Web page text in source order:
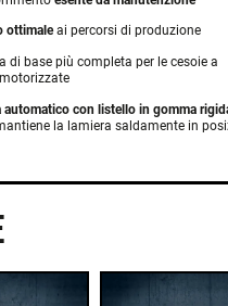
ottimaleai percorsi di produzione
di base più completa per le cesoie a
automatico con listello in gomma
la lamiera saldamente in